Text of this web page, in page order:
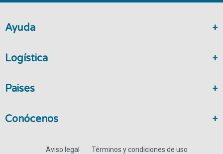
Ayuda
Logística
Paises
Conócenos
Aviso legal
Términos y condiciones de uso